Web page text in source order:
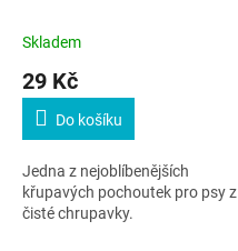
Skladem
29 Kč
Do košíku
Jedna z nejoblíbenějších
křupavých pochoutek pro psy z
čisté chrupavky.